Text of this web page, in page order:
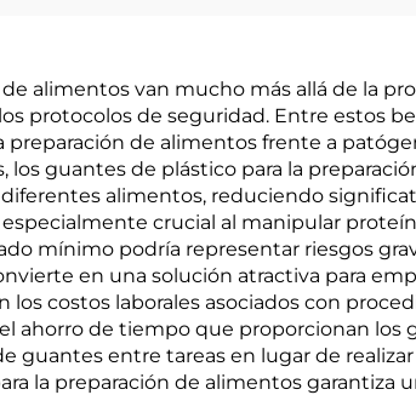
maíz
Almidón de
alimentos van mucho más allá de la
protocolos de seguridad. Entre estos
de alimentos frente a
guantes de plástico para la
alimentos, reduciendo
crucial al manipular
mínimo podría representar riesgos
en una solución atractiva para
los costos laborales asociados con
ahorro de tiempo que proporcionan los
entre tareas en lugar de
la preparación de alimentos garantiza